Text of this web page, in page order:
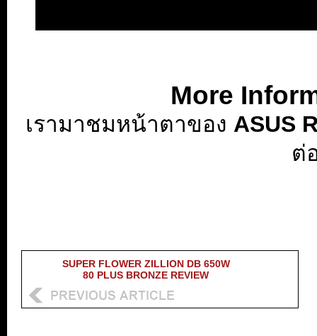
More
เรามาชมหน้าตาของ ASUS
ต่
SUPER FLOWER ZILLION DB 650W
80 PLUS BRONZE REVIEW